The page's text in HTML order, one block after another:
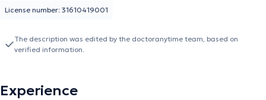
is a very important part of the overall health of the human body.
License number: 31610419001
The description was edited by the doctoranytime team, based on
verified information.
Experience